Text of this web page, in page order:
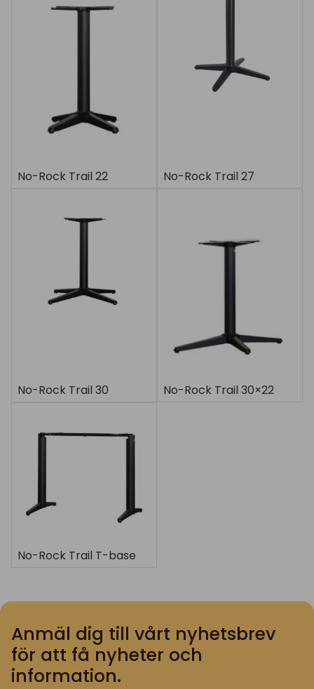
No-Rock Trail 22 No-Rock Trail 27
No-Rock Trail 30 No-Rock Trail 30×22
No-Rock Trail T-base
Anmäl dig till vårt nyhetsbrev
för att få nyheter och
information.